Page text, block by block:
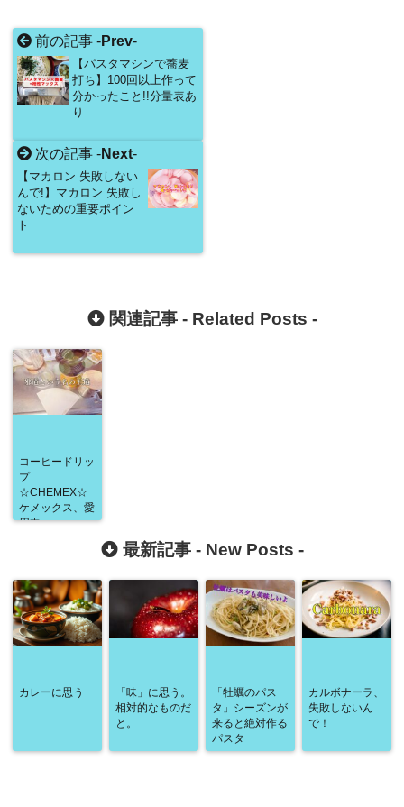
前の記事 -Prev-
【パスタマシンで蕎麦
打ち】100回以上作って
分かったこと!!分量表あ
り
次の記事 -Next-
【マカロン 失敗しない
んで!】マカロン 失敗し
ないための重要ポイン
ト
関連記事 - Related Posts -
コーヒードリッ
プ
☆CHEMEX☆
ケメックス、愛
用中
最新記事 - New Posts -
カレーに思う
「味」に思う。
相対的なものだ
と。
「牡蠣のパス
タ」シーズンが
来ると絶対作る
パスタ
カルボナーラ、
失敗しないん
で！